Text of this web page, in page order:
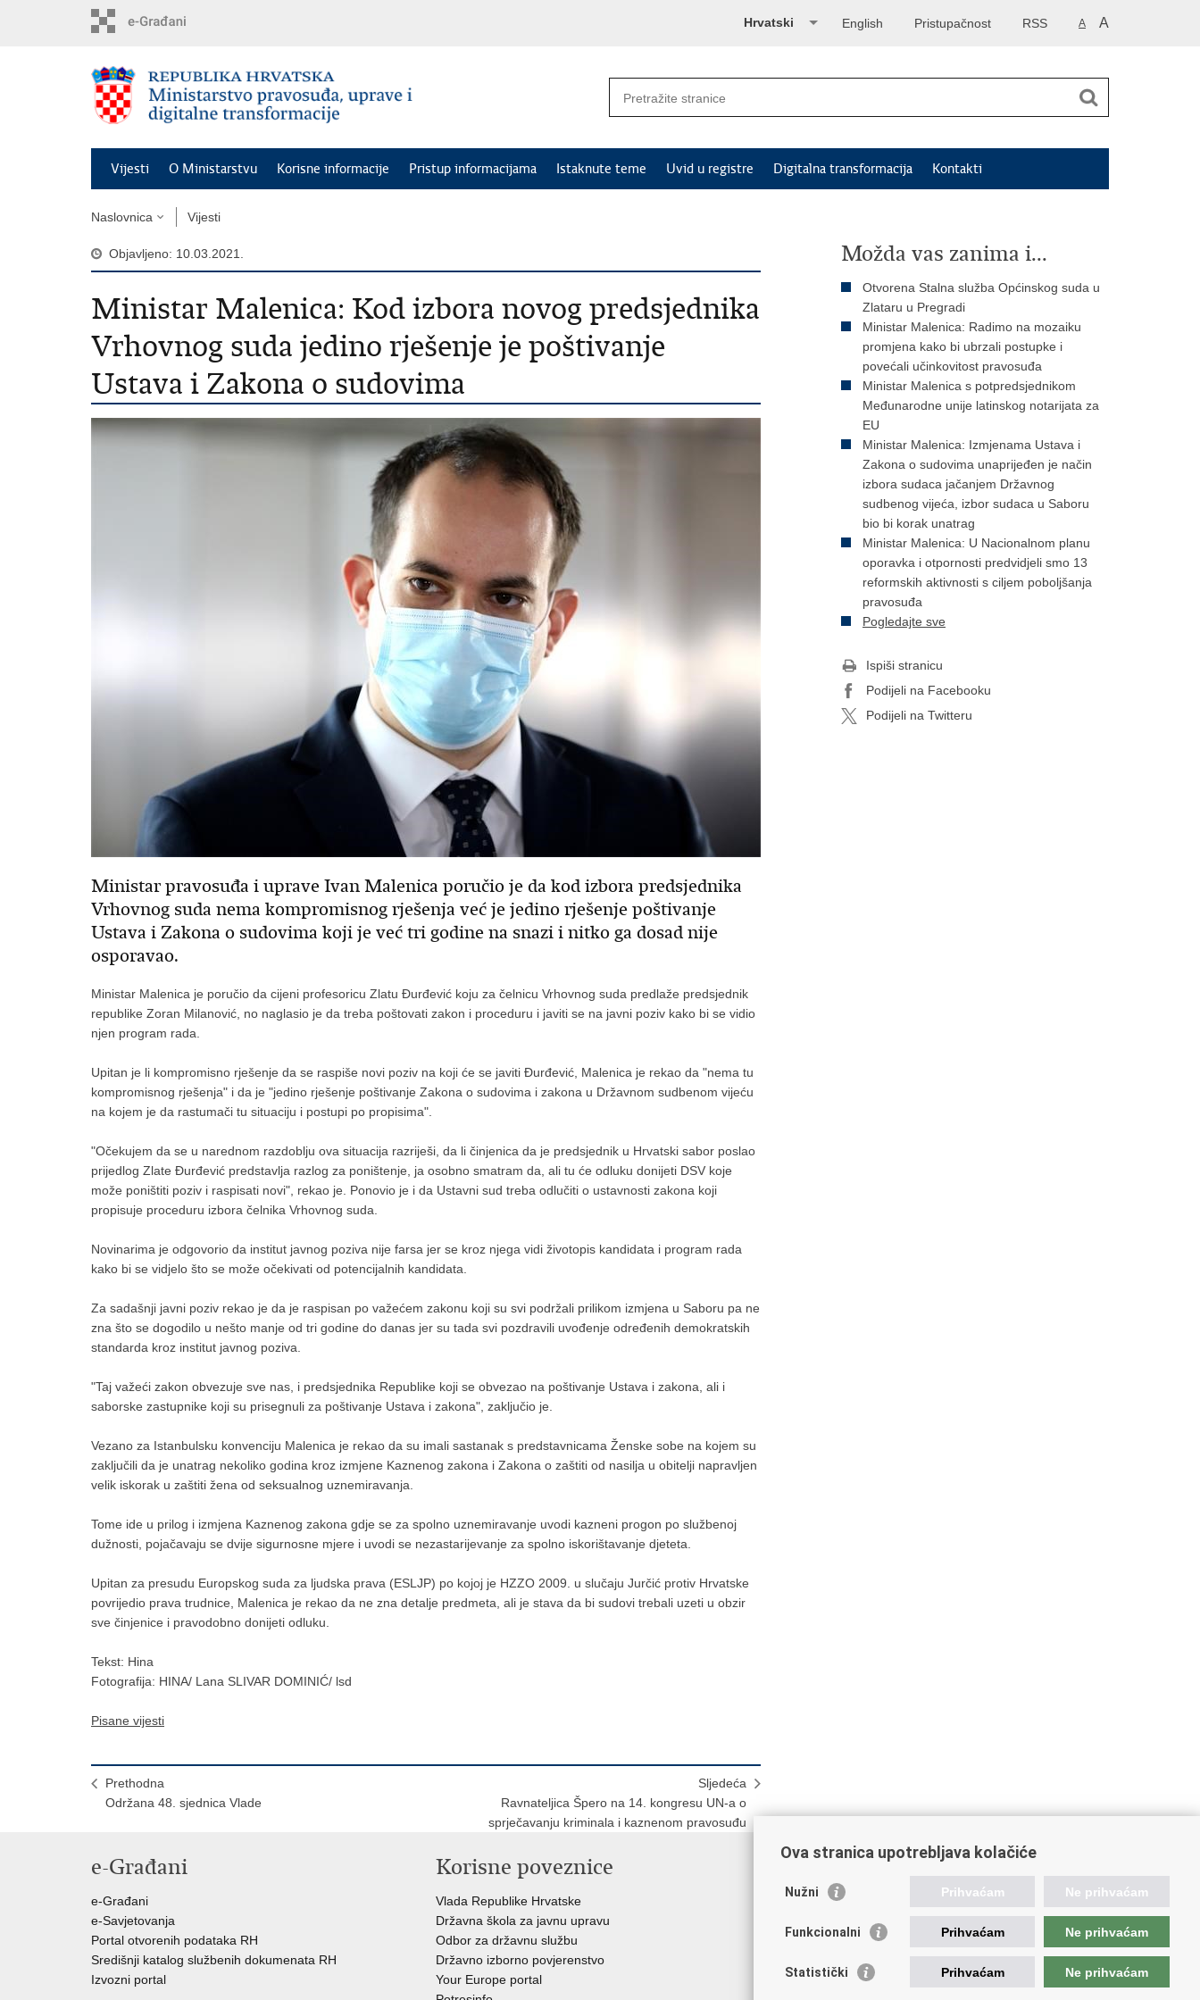
A A
RSS
Pristupačnost
English
Hrvatski
Vijesti O Ministarstvu Korisne informacije Pristup informacijama Istaknute teme Uvid u registre Digitalna transformacija Kontakti
Naslovnica Vijesti
Objavljeno: 10.03.2021.
Ministar Malenica: Kod izbora novog predsjednika
Vrhovnog suda jedino rješenje je poštivanje
Ustava i Zakona o sudovima
Ministar pravosuđa i uprave Ivan Malenica poručio je da kod izbora predsjednika
Vrhovnog suda nema kompromisnog rješenja već je jedino rješenje poštivanje
Ustava i Zakona o sudovima koji je već tri godine na snazi i nitko ga dosad nije
osporavao.
Ministar Malenica je poručio da cijeni profesoricu Zlatu Đurđević koju za čelnicu Vrhovnog suda predlaže predsjednik
republike Zoran Milanović, no naglasio je da treba poštovati zakon i proceduru i javiti se na javni poziv kako bi se vidio
njen program rada.
Upitan je li kompromisno rješenje da se raspiše novi poziv na koji će se javiti Đurđević, Malenica je rekao da "nema tu
kompromisnog rješenja" i da je "jedino rješenje poštivanje Zakona o sudovima i zakona u Državnom sudbenom vijeću
na kojem je da rastumači tu situaciju i postupi po propisima".
"Očekujem da se u narednom razdoblju ova situacija razriješi, da li činjenica da je predsjednik u Hrvatski sabor poslao
prijedlog Zlate Đurđević predstavlja razlog za poništenje, ja osobno smatram da, ali tu će odluku donijeti DSV koje
može poništiti poziv i raspisati novi", rekao je. Ponovio je i da Ustavni sud treba odlučiti o ustavnosti zakona koji
propisuje proceduru izbora čelnika Vrhovnog suda.
Novinarima je odgovorio da institut javnog poziva nije farsa jer se kroz njega vidi životopis kandidata i program rada
kako bi se vidjelo što se može očekivati od potencijalnih kandidata.
Za sadašnji javni poziv rekao je da je raspisan po važećem zakonu koji su svi podržali prilikom izmjena u Saboru pa ne
zna što se dogodilo u nešto manje od tri godine do danas jer su tada svi pozdravili uvođenje određenih demokratskih
standarda kroz institut javnog poziva.
"Taj važeći zakon obvezuje sve nas, i predsjednika Republike koji se obvezao na poštivanje Ustava i zakona, ali i
saborske zastupnike koji su prisegnuli za poštivanje Ustava i zakona", zaključio je.
Vezano za Istanbulsku konvenciju Malenica je rekao da su imali sastanak s predstavnicama Ženske sobe na kojem su
zaključili da je unatrag nekoliko godina kroz izmjene Kaznenog zakona i Zakona o zaštiti od nasilja u obitelji napravljen
velik iskorak u zaštiti žena od seksualnog uznemiravanja.
Tome ide u prilog i izmjena Kaznenog zakona gdje se za spolno uznemiravanje uvodi kazneni progon po službenoj
dužnosti, pojačavaju se dvije sigurnosne mjere i uvodi se nezastarijevanje za spolno iskorištavanje djeteta.
Upitan za presudu Europskog suda za ljudska prava (ESLJP) po kojoj je HZZO 2009. u slučaju Jurčić protiv Hrvatske
povrijedio prava trudnice, Malenica je rekao da ne zna detalje predmeta, ali je stava da bi sudovi trebali uzeti u obzir
sve činjenice i pravodobno donijeti odluku.
Tekst: Hina
Fotografija: HINA/ Lana SLIVAR DOMINIĆ/ lsd
Pisane vijesti
Prethodna
Održana 48. sjednica Vlade
Sljedeća
Ravnateljica Špero na 14. kongresu UN-a o
sprječavanju kriminala i kaznenom pravosuđu
Možda vas zanima i...
Otvorena Stalna služba Općinskog suda u
Zlataru u Pregradi
Ministar Malenica: Radimo na mozaiku
promjena kako bi ubrzali postupke i
povećali učinkovitost pravosuđa
Ministar Malenica s potpredsjednikom
Međunarodne unije latinskog notarijata za
EU
Ministar Malenica: Izmjenama Ustava i
Zakona o sudovima unaprijeđen je način
izbora sudaca jačanjem Državnog
sudbenog vijeća, izbor sudaca u Saboru
bio bi korak unatrag
Ministar Malenica: U Nacionalnom planu
oporavka i otpornosti predvidjeli smo 13
reformskih aktivnosti s ciljem poboljšanja
pravosuđa
Pogledajte sve
Ispiši stranicu
Podijeli na Facebooku
Podijeli na Twitteru
e-Građani
e-Građani
e-Savjetovanja
Portal otvorenih podataka RH
Središnji katalog službenih dokumenata RH
Izvozni portal
Korisne poveznice
Vlada Republike Hrvatske
Državna škola za javnu upravu
Odbor za državnu službu
Državno izborno povjerenstvo
Your Europe portal
Poveznice pravosudnog sustava
Portal sudova
Državno odvjetništvo
Ured za suzbijanje korupcije i organiziranog kriminaliteta
Državnoodvjetničko vijeće
Ova stranica upotrebljava kolačiće
Nužni Prihvaćam Ne prihvaćam
Funkcionalni Prihvaćam Ne prihvaćam
Statistički Prihvaćam Ne prihvaćam